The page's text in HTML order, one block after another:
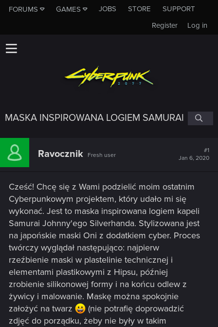
FORUMS GAMES JOBS STORE
SUPPORT
Log in
Register
MASKA INSPIROWANA LOGIEM SAMURAI
Ravocznik Fresh user
#1
Jan 6, 2020
Cześć! Chcę się z Wami podzielić moim ostatnim
Cyberpunkowym projektem, który udało mi się
wykonać. Jest to maska inspirowana logiem kapeli
Samurai Johnny'ego Silverhanda. Stylizowana jest
na japońskie maski Oni z dodatkiem cyber. Proces
twórczy wyglądał następująco: najpierw
rzeźbienie maski w plastelinie technicznej i
elementami plastikowymi z Hipsu, później
zrobienie silikonowej formy i na końcu odlew z
żywicy i malowanie. Maskę można spokojnie
założyć na twarz
(nie potrafię doprowadzić
zdjęć do porządku, żeby nie były w takim